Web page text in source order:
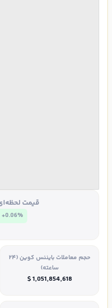
قیمت
+0.06%
حجم معاملات بایننس کوین (۲۴
ساعته)
$ 1,051,854,618